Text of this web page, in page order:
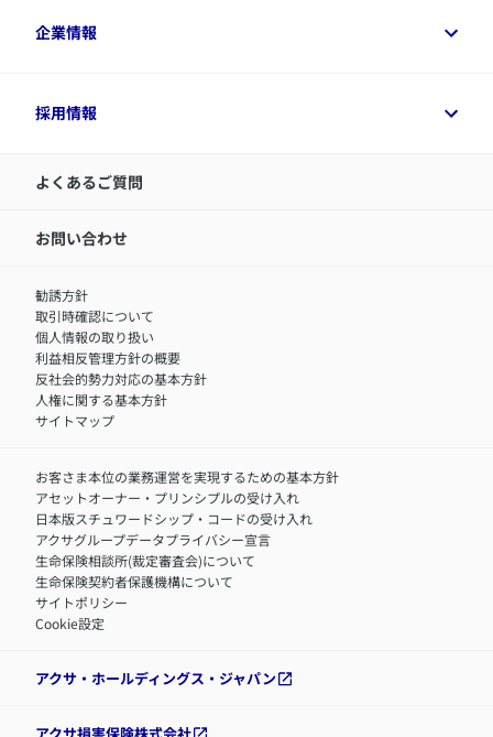
変額保険各種情報
デジタル約款
令和8年（2026年）分の生命保険料控除証明書について
アクサのネット完結保険（旧アクサダイレクト生命）
法人のお客さまトップ
経営者サポートサービス
企業情報
企業情報トップ
アクサ生命が選ばれる理由
IR情報
サステナビリティの取り組み
​お客さまを金融犯罪からお守りするために
アクサグループについて
採用情報
採用情報トップ
中途採用：内勤正社員
職）
中途採用：フィナンシャルプラン・アドバイザー（営業職）
障害者採用
よくあるご質問
お問い合わせ
勧誘方針
取引時確認について
個人情報の取り扱い
利益相反管理方針の概要
反社会的勢力対応の基本方針
人権に関する基本方針
サイトマップ
お客さま本位の業務運営を実現するための基本方針
アセットオーナー・プリンシプルの受け入れ
日本版スチュワードシップ・コードの受け入れ
アクサグループデータプライバシー宣言
生命保険相談所(裁定審査会)について
生命保険契約者保護機構について
サイトポリシー
Cookie設定
アクサ・ホールディングス・ジャパン